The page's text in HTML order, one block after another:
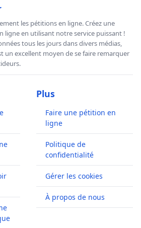
les pétitions en ligne. Créez une
ligne en utilisant notre service puissant !
tous les jours dans divers médias,
un excellent moyen de se faire remarquer
Plus
Faire une pétition en
ligne
Politique de
confidentialité
Gérer les cookies
À propos de nous